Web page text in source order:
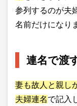
参列するのが夫
名前だけになり
連名で渡
妻も故人と親し
夫婦連名で記入